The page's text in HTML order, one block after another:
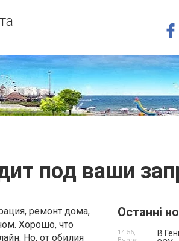
под ваши
ремонт дома,
Хорошо, что
. Но, от обилия
Останні
В
14:56,